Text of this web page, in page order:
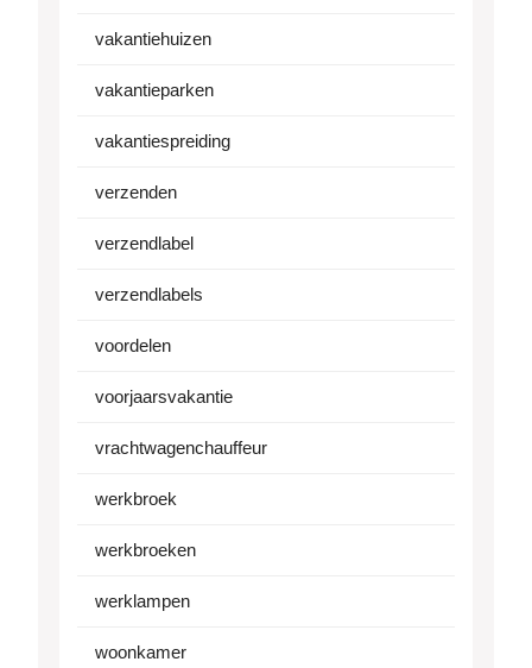
vakantiehuizen
vakantieparken
vakantiespreiding
verzenden
verzendlabel
verzendlabels
voordelen
voorjaarsvakantie
vrachtwagenchauffeur
werkbroek
werkbroeken
werklampen
woonkamer